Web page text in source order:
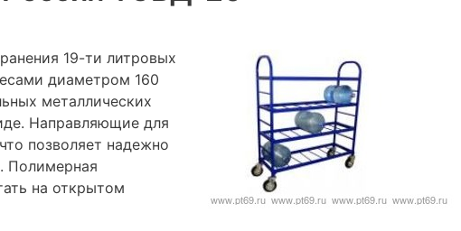
19-ти литровых
диаметром 160
металлических
Направляющие для
позволяет надежно
Полимерная
на открытом